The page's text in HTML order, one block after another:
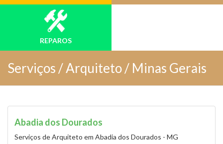
REPAROS
Serviços /Arquiteto / Minas Gerais
Abadia dos Dourados
Serviços de Arquiteto em Abadia dos Dourados - MG